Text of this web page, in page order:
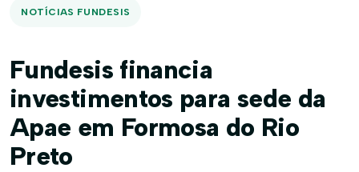
NOTÍCIAS FUNDESIS
Fundesis financia
investimentos para sede da
Apae em Formosa do Rio
Preto